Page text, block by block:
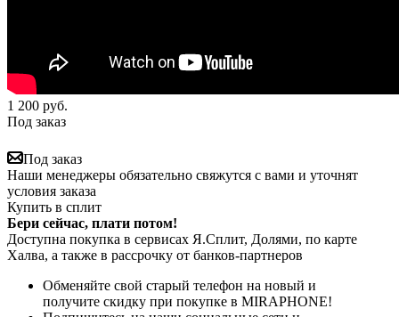
1 200 руб.
Под заказ
Под заказ
Наши менеджеры обязательно свяжутся с вами и уточнят
условия заказа
Купить в сплит
Бери сейчас, плати потом!
Доступна покупка в сервисах Я.Сплит, Долями, по карте
Халва, а также в рассрочку от банков-партнеров
Обменяйте свой старый телефон на новый и
получите скидку при покупке в MIRAPHONE!